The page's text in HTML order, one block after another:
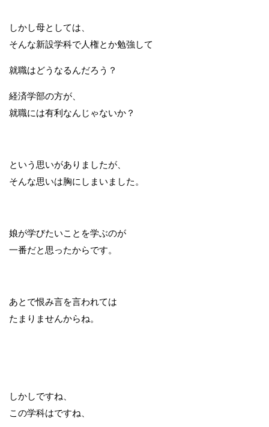
しかし母としては、
そんな新設学科で人権とか勉強して
就職はどうなるんだろう？
経済学部の方が、
就職には有利なんじゃないか？
という思いがありましたが、
そんな思いは胸にしまいました。
娘が学びたいことを学ぶのが
一番だと思ったからです。
あとで恨み言を言われては
たまりませんからね。
しかしですね、
この学科はですね、